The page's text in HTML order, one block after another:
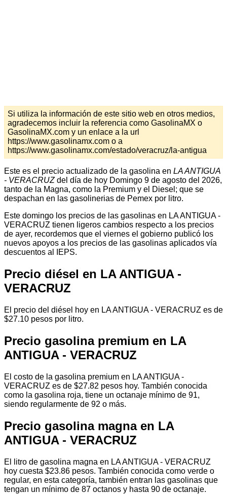
Si utiliza la información de este sitio web en otros medios,
agradecemos incluir la referencia como GasolinaMX o
GasolinaMX.com y un enlace a la url
https://www.gasolinamx.com o a
https://www.gasolinamx.com/estado/veracruz/la-antigua
Este es el precio actualizado de la gasolina en LA ANTIGUA
- VERACRUZdel día de hoy Domingo 9 de agosto del 2026,
tanto de la Magna, como la Premium y el Diesel; que se
despachan en las gasolinerias de Pemex por litro.
Este domingo los precios de las gasolinas en LA ANTIGUA -
VERACRUZ tienen ligeros cambios respecto a los precios
de ayer, recordemos que el viernes el gobierno publicó los
nuevos apoyos a los precios de las gasolinas aplicados vía
descuentos al IEPS.
Precio diésel en LA ANTIGUA -
VERACRUZ
El precio del diésel hoy en LA ANTIGUA - VERACRUZ es de
$27.10 pesos por litro.
Precio gasolina premium en LA
ANTIGUA - VERACRUZ
El costo de la gasolina premium en LA ANTIGUA -
VERACRUZ es de $27.82 pesos hoy. También conocida
como la gasolina roja, tiene un octanaje mínimo de 91,
siendo regularmente de 92 o más.
Precio gasolina magna en LA
ANTIGUA - VERACRUZ
El litro de gasolina magna en LA ANTIGUA - VERACRUZ
hoy cuesta $23.86 pesos. También conocida como verde o
regular, en esta categoría, también entran las gasolinas que
tengan un mínimo de 87 octanos y hasta 90 de octanaje.